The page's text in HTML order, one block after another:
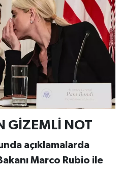
GİZEMLİ NOT
açıklamalarda
Marco Rubio ile